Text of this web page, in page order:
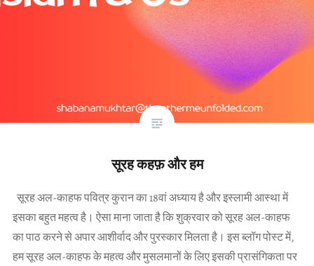
सूरह कहफ़ और हम
सूरह अल-काहफ पवित्र कुरान का 18वां अध्याय है और इस्लामी आस्था में
इसका बहुत महत्व है। ऐसा माना जाता है कि शुक्रवार को सूरह अल-काहफ
का पाठ करने से अपार आशीर्वाद और पुरस्कार मिलता है। इस ब्लॉग पोस्ट में,
हम सूरह अल-काहफ के महत्व और मुसलमानों के लिए इसकी प्रासंगिकता पर